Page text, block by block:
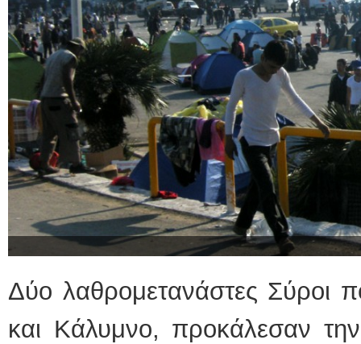
Δύο λαθρομετανάστες Σύροι
και Κάλυμνο, προκάλεσαν